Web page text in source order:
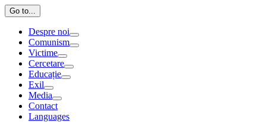
Go to...
Despre noi
Comunism
Victime
Cercetare
Educație
Exil
Media
Contact
Languages